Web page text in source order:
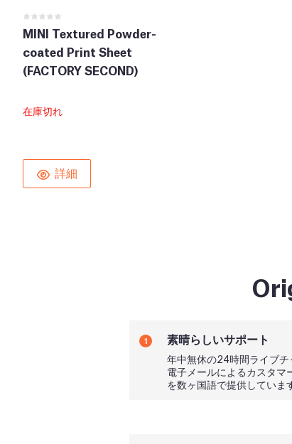
MINI Textured Powder-
coated Print Sheet
(FACTORY SECOND)
在庫切れ
詳細
1 素晴らしいサポート
年中無休の24時間ライブチ
電子メールによるカスタマ
を数ヶ国語で提供していま